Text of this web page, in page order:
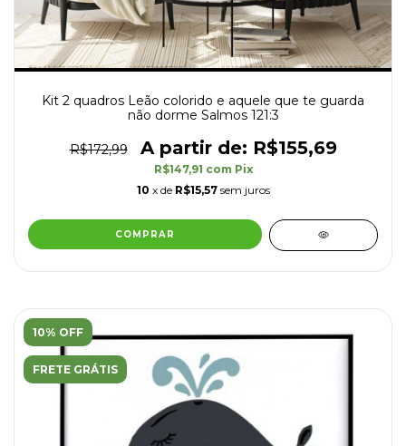
Kit 2 quadros Leão colorido e aquele que te guarda
não dorme Salmos 121:3
R$172,99 R$155,69
R$147,91 com Pix
10 x de R$15,57 sem juros
COMPRAR
10% OFF
FRETE GRÁTIS